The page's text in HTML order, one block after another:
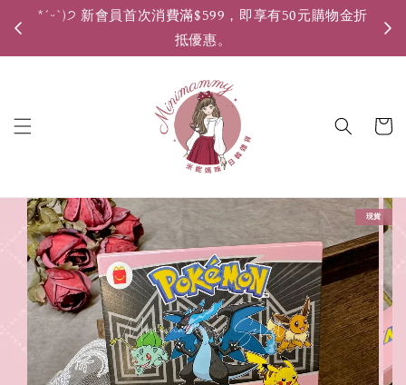
*ˊᵕˋ)੭ 新會員首次消費滿$599，即享有50元購物金折
抵優惠。
現貨